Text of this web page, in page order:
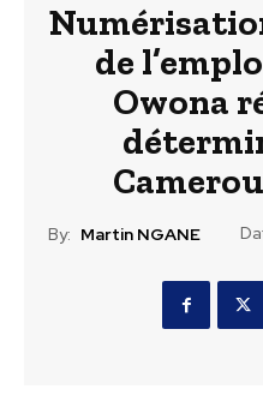
de
Owona
By: Martin NGANE